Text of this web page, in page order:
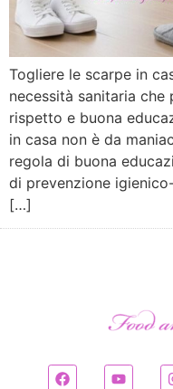
Togliere le scarpe in
necessità sanitaria
rispetto e buona
in casa non è da
regola di buona
di prevenzione
[…]